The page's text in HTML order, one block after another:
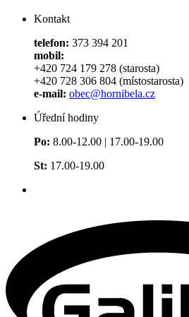
Kontakt
telefon: 373 394 201
mobil:
+420 724 179 278 (starosta)
+420 728 306 804 (místostarosta)
e-mail: obec@hornibela.cz
Úřední hodiny
Po: 8.00-12.00 | 17.00-19.00
St: 17.00-19.00